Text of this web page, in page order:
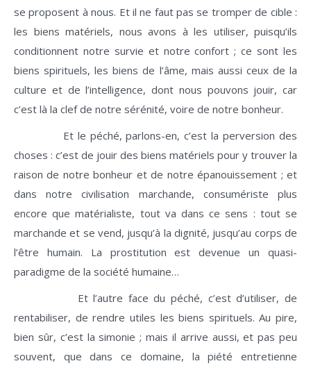
se proposent à nous. Et il ne faut pas se tromper de cible :
les biens matériels, nous avons à les utiliser, puisqu’ils
conditionnent notre survie et notre confort ; ce sont les
biens spirituels, les biens de l’âme, mais aussi ceux de la
culture et de l’intelligence, dont nous pouvons jouir, car
c’est là la clef de notre sérénité, voire de notre bonheur.
Et le péché, parlons-en, c’est la perversion des
choses : c’est de jouir des biens matériels pour y trouver la
raison de notre bonheur et de notre épanouissement ; et
dans notre civilisation marchande, consumériste plus
encore que matérialiste, tout va dans ce sens : tout se
marchande et se vend, jusqu’à la dignité, jusqu’au corps de
l’être humain. La prostitution est devenue un quasi-
paradigme de la société humaine…
Et l’autre face du péché, c’est d’utiliser, de
rentabiliser, de rendre utiles les biens spirituels. Au pire,
bien sûr, c’est la simonie ; mais il arrive aussi, et pas peu
souvent, que dans ce domaine, la piété entretienne